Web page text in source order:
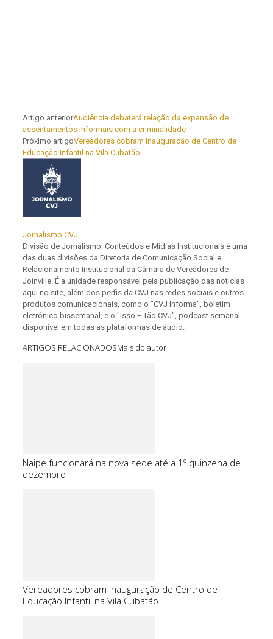
Artigo anteriorAudiência debaterá relação da expansão de
assentamentos informais com a criminalidade
Próximo artigoVereadores cobram inauguração de Centro de
Educação Infantil na Vila Cubatão
Jornalismo CVJ
Divisão de Jornalismo, Conteúdos e Mídias Institucionais é uma
das duas divisões da Diretoria de Comunicação Social e
Relacionamento Institucional da Câmara de Vereadores de
Joinville. É a unidade responsável pela publicação das notícias
aqui no site, além dos perfis da CVJ nas redes sociais e outros
produtos comunicacionais, como o "CVJ Informa", boletim
eletrônico bissemanal, e o "Isso É Tão CVJ", podcast semanal
disponível em todas as plataformas de áudio.
ARTIGOS RELACIONADOSMais do autor
Naipe funcionará na nova sede até a 1º quinzena de
dezembro
Vereadores cobram inauguração de Centro de
Educação Infantil na Vila Cubatão